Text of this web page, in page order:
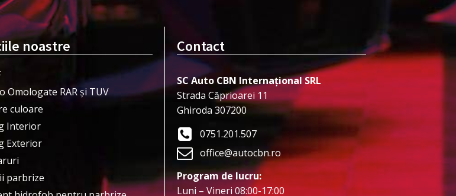
noastre
Omologate RAR și TUV
culoare
Interior
Exterior
parbrize
Contact
SC Auto CBN Internațional SRL
Strada Căprioarei 11
Ghiroda 307200
0751.201.507
office@autocbn.ro
Program de lucru:
Luni – Vineri 08:00-17:00